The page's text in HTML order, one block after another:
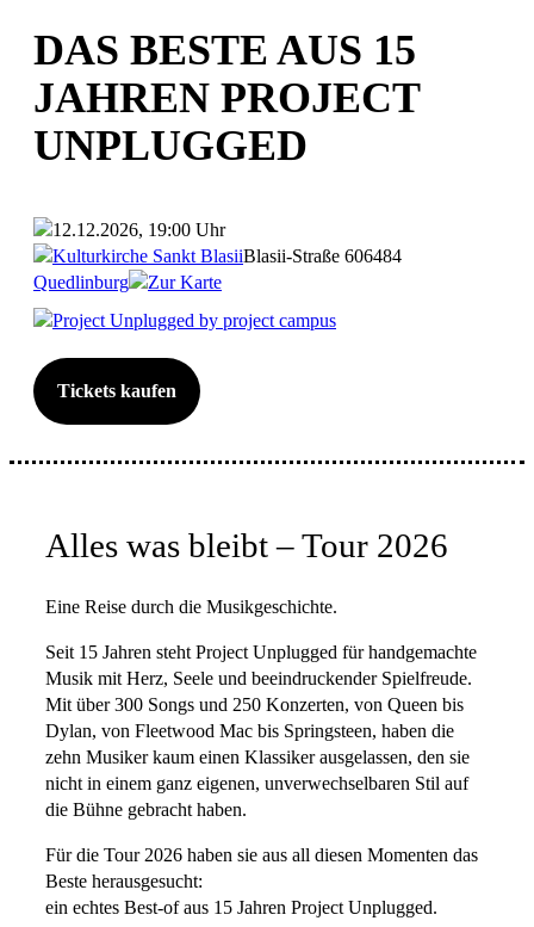
DAS BESTE AUS 15
JAHREN PROJECT
UNPLUGGED
12.12.2026, 19:00 Uhr
Kulturkirche Sankt BlasiiBlasii-Straße 606484
Quedlinburg
Zur Karte
Project Unplugged by project campus
Tickets kaufen
Alles was bleibt – Tour 2026
Eine Reise durch die Musikgeschichte.
Seit 15 Jahren steht Project Unplugged für handgemachte
Musik mit Herz, Seele und beeindruckender Spielfreude.
Mit über 300 Songs und 250 Konzerten, von Queen bis
Dylan, von Fleetwood Mac bis Springsteen, haben die
zehn Musiker kaum einen Klassiker ausgelassen, den sie
nicht in einem ganz eigenen, unverwechselbaren Stil auf
die Bühne gebracht haben.
Für die Tour 2026 haben sie aus all diesen Momenten das
Beste herausgesucht:
ein echtes Best-of aus 15 Jahren Project Unplugged.